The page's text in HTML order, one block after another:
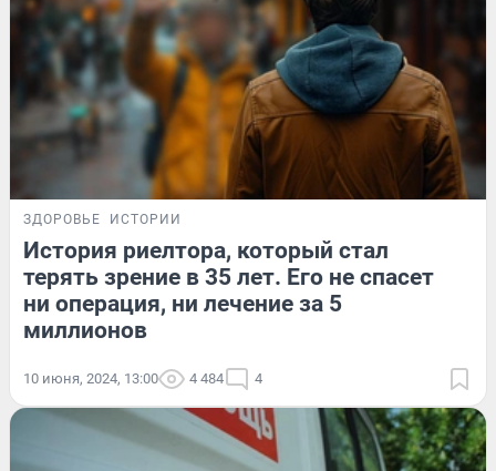
ЗДОРОВЬЕ ИСТОРИИ
История риелтора, который стал
терять зрение в 35 лет. Его не спасет
ни операция, ни лечение за 5
миллионов
10 июня, 2024, 13:00 4 484 4